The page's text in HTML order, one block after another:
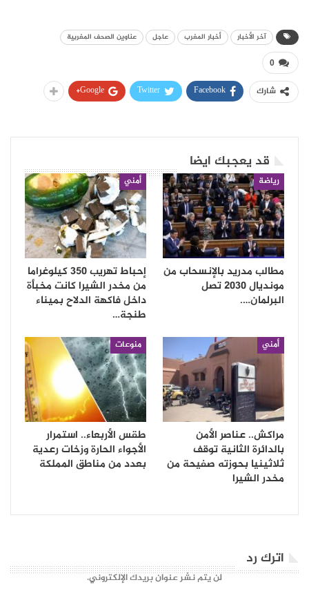
آخر الأخبار أخبار المغرب عاجل عناوين الصحف المغربية
0
شارك Facebook
Twitter
Google+
قد يعجبك ايضا
رياضة
مطالب مدريد بالإنسحاب من
مونديال 2030 تصل
البرلمان….
أمني
إحباط تهريب 350 كيلوغراما
من مخدر الشيرا كانت مخبأة
داخل فاكهة الدلاح بميناء
طنجة…
أمني
مراكش.. عناصر الأمن
بالدائرة الثانية توقف
ثلاثينيا بحوزته صفيحة من
مخدر الشيرا
منوعات
طقس الأربعاء.. استمرار
الأجواء الحارة وزخات رعدية
بعدد من مناطق المملكة
اترك رد
لن يتم نشر عنوان بريدك الإلكتروني.